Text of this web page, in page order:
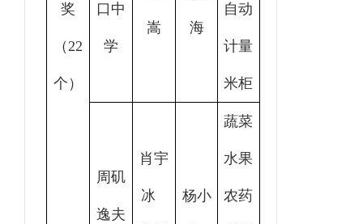
奖
（22
个）
口中
学
嵩 海
自动
计量
米柜
周矶
逸夫
肖宇
冰 杨小
蔬菜
水果
农药